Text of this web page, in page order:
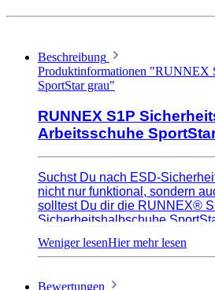
Beschreibung
Produktinformationen "RUNNEX
SportStar grau"
RUNNEX S1P
Arbeitsschuhe
Suchst Du nach ESD-
nicht nur funktional, sondern
solltest Du dir die RUNNEX®
Sicherheitshalbschuhe
Diese Schuhe bieten einen
Bewertungen